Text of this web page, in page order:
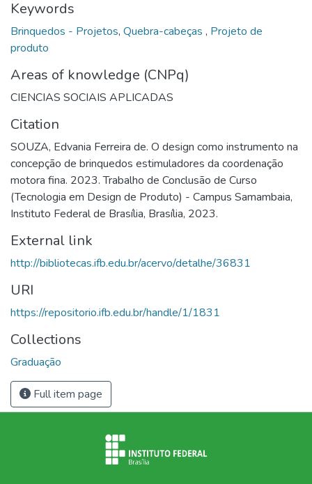
Keywords
Brinquedos - Projetos, Quebra-cabeças , Projeto de
produto
Areas of knowledge (CNPq)
CIENCIAS SOCIAIS APLICADAS
Citation
SOUZA, Edvania Ferreira de. O design como instrumento na
concepção de brinquedos estimuladores da coordenação
motora fina. 2023. Trabalho de Conclusão de Curso
(Tecnologia em Design de Produto) - Campus Samambaia,
Instituto Federal de Brasília, Brasília, 2023.
External link
http://bibliotecas.ifb.edu.br/acervo/detalhe/36831
URI
https://repositorio.ifb.edu.br/handle/1/1831
Collections
Graduação
Full item page